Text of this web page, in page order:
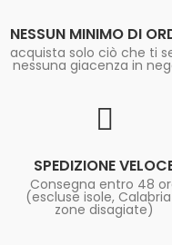
NESSUN MINIMO DI
acquista solo ciò che ti
nessuna giacenza in
SPEDIZIONE
Consegna entro 48
(escluse isole,
zone disagiate)